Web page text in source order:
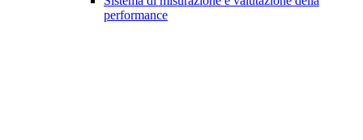
performance